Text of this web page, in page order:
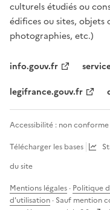
culturels étudiés ou
édifices ou sites, objets
photographies, etc.)
info.gouv.fr
legifrance.gouv.fr
Accessibilité : non conforme
Télécharger les bases
du site
Mentions légales · Politique
d'utilisation · Sauf mention